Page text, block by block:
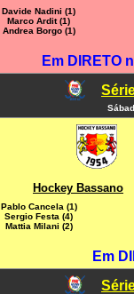
Davide Nadini (1)
Marco Ardit (1)
Andrea Borgo (1)
Em DIRETO
Hockey Bassano
Pablo Cancela (1)
Sergio Festa (4)
Mattia Milani (2)
Em